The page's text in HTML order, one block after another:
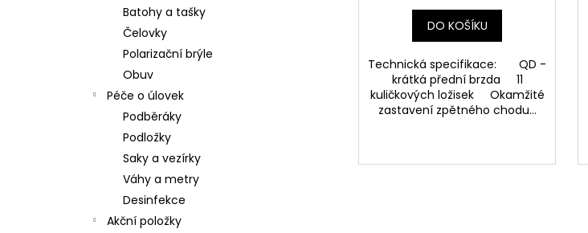
Batohy a tašky
Čelovky
Polarizační brýle
Obuv
Péče o úlovek
Podběráky
Podložky
Saky a vezírky
Váhy a metry
Desinfekce
Akční položky
DO KOŠÍKU
Technická specifikace: QD -
krátká přední brzda 11
kuličkových ložisek Okamžité
zastavení zpětného chodu...